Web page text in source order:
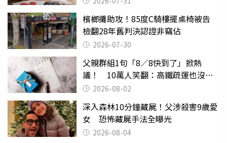
檳榔攤助攻！85度C騎樓擺桌椅被告
檢翻28年舊判決認證非竊佔
2026-07-30
父親群組1句「8／8快到了」掀熱
議！ 10萬人笑翻：高鐵疏運也沒列
父親節
2026-08-02
深入森林10分鐘藏屍！父涉殺害9歲愛
女 恐怖藏屍手法全曝光
2026-08-04